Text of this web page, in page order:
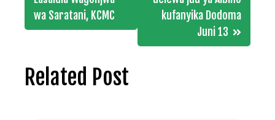
wa Saratani, KCMC
kufanyika Dodoma
Juni 13
Related Post